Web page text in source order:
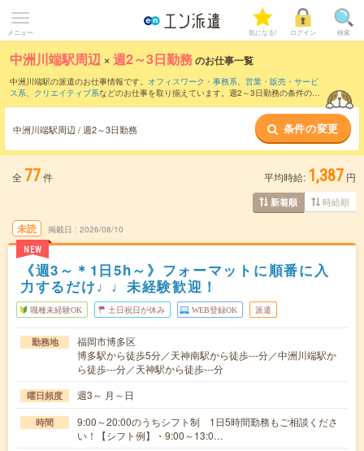
メニュー 気になる! ログイン 検索
中洲川端駅周辺 ×週2～3日勤務のお仕事一覧
中洲川端駅の派遣のお仕事情報です。 オフィスワーク・事務系、 営業・販売・サービ
ス系、 クリエイティブ系などのお仕事を取り揃えています。週2～3日勤務の条件の他
中洲川端駅周辺 / 週2～3日勤務 条件の変更
全 77件 平均時給: 1,387 円
新着順 時給順
未読
NEW
掲載日 2026/08/10
《週3～＊1日5h～》フォーマットに順番に入
力するだけ♩♩未経験歓迎！
職種未経験OK 土日祝日が休み WEB登録OK 派遣
勤務地
福岡市博多区
博多駅から徒歩5分／天神南駅から徒歩---分／中洲川端駅か
ら徒歩---分／天神駅から徒歩---分
曜日頻度 週3～ 月～日
時間
9:00～20:00のうちシフト制 1日5時間勤務もご相談くださ
い！【シフト例】・9:00～13:0…